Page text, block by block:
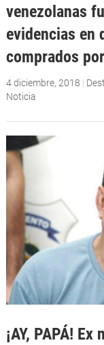
venezolanas
evidencias en
comprados
4 diciembre, 2018 |
Noticia
¡AY, PAPÁ!